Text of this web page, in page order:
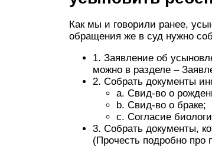
Как мы и говорили ранее,
обращения же в суд нужно
1. Заявление об
можно в разделе –
2. Собрать документы
a. Свид-во о
b. Свид-во о браке;
c. Согласие
3. Собрать документы,
(Прочесть подробно про